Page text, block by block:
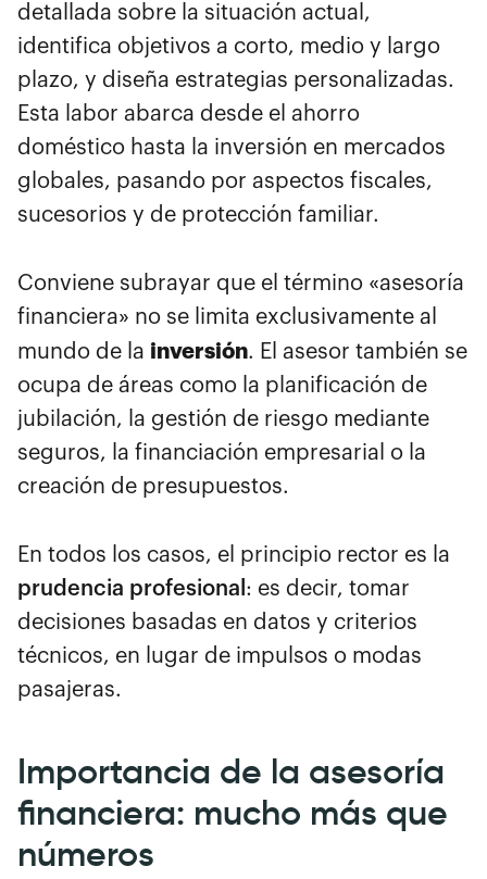
detallada sobre la situación actual,
identifica objetivos a corto, medio y largo
plazo, y diseña estrategias personalizadas.
Esta labor abarca desde el ahorro
doméstico hasta la inversión en mercados
globales, pasando por aspectos fiscales,
sucesorios y de protección familiar.
Conviene subrayar que el término «asesoría
financiera» no se limita exclusivamente al
mundo de la inversión. El asesor también se
ocupa de áreas como la planificación de
jubilación, la gestión de riesgo mediante
seguros, la financiación empresarial o la
creación de presupuestos.
En todos los casos, el principio rector es la
prudencia profesional : es decir, tomar
decisiones basadas en datos y criterios
técnicos, en lugar de impulsos o modas
pasajeras.
Importancia de la asesoría
financiera: mucho más que
números